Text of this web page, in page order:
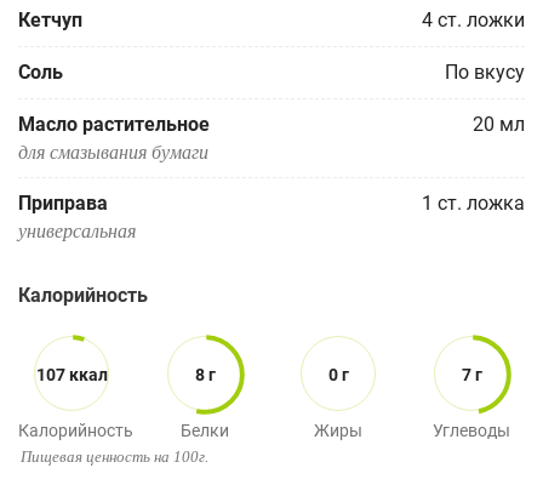
Кетчуп 4 ст. ложки
Соль По вкусу
Масло растительное 20 мл
для смазывания бумаги
Приправа 1 ст. ложка
универсальная
Калорийность
107 ккал
Калорийность
8 г
Белки
0 г
Жиры
7 г
Углеводы
Пищевая ценность на 100г.